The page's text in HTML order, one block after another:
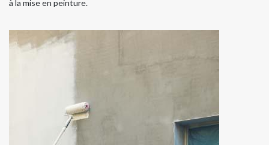
à la mise en peinture.